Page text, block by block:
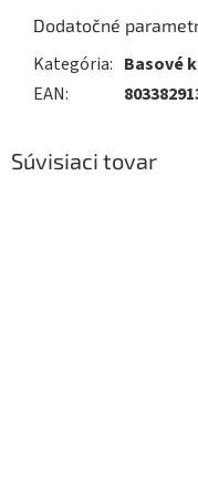
Dodatočné
Kategória: Basové
EAN:
Súvisiaci tovar